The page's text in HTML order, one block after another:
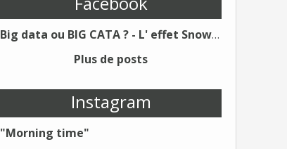
Big data ou BIG CATA ? - L' effet Snowden - Editions Kawa - Un Éditeur différent !
Plus de posts
Instagram
"Morning time"